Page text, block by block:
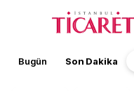
Bugün Son Dakika